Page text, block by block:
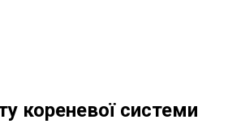
кореневої системи